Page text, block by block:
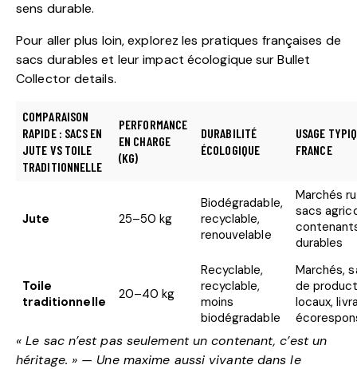
sens durable.
Pour aller plus loin, explorez les pratiques françaises de
sacs durables et leur impact écologique surBullet
Collector details.
COMPARAISON
RAPIDE : SACS EN
JUTE VS TOILE
TRADITIONNELLE
PERFORMANCE
EN CHARGE
(KG)
DURABILITÉ
ÉCOLOGIQUE
USAGE
FRANCE
Jute 25–50 kg
Biodégradable,
recyclable,
renouvelable
Marchés
sacs
durables
Toile
traditionnelle
20–40 kg
Recyclable,
recyclable,
moins
biodégradable
Marchés,
de
locaux,
« Le sac n’est pas seulement un contenant, c’est un
héritage. » — Une maxime aussi vivante dans le